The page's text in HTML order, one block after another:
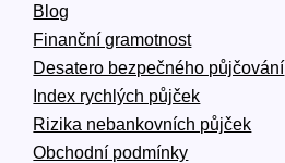
Blog
Finanční gramotnost
Desatero bezpečného půjčování
Index rychlých půjček
Rizika nebankovních půjček
Obchodní podmínky